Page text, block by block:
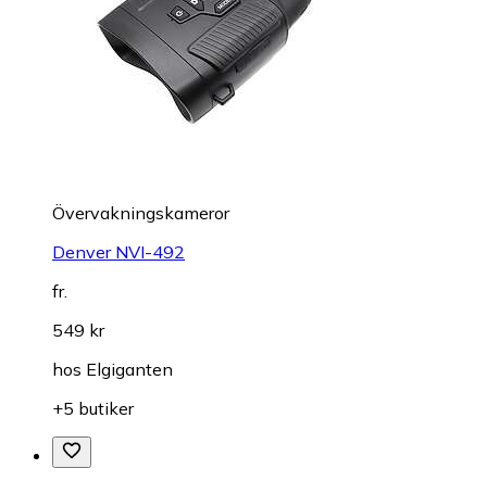
Övervakningskameror
Denver NVI-492
fr.
549 kr
hos Elgiganten
+5 butiker